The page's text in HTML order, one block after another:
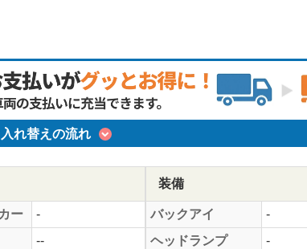
入れ替えの流れ
ー
-
--
装備
バックアイ
-
ヘッドランプ
-